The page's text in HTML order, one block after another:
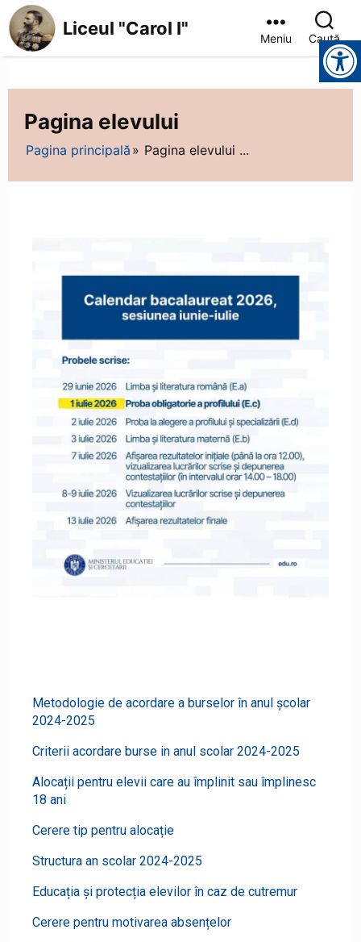
Liceul "Carol I" Meniu Caută
Instrumente pentru accesibilitate
Pagina elevului
Pagina principală Pagina elevului ...
Metodologie de acordare a burselor în anul școlar
2024-2025
Criterii acordare burse in anul scolar 2024-2025
Alocații pentru elevii care au împlinit sau împlinesc
18 ani
Cerere tip pentru alocație
Structura an scolar 2024-2025
Educația și protecția elevilor în caz de cutremur
Cerere pentru motivarea absențelor